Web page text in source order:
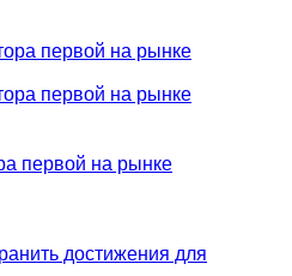
первой на рынке